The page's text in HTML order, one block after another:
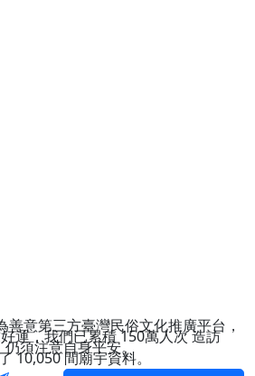
善意第三方臺灣民俗文化推廣平台，
須注意自身平安。
運，我們已累積150萬人次造訪
10,050間廟宇資料。